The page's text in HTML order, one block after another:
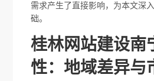
需求产生了直接影响，为本文深
础。
桂林网站建设南
性：地域差异与